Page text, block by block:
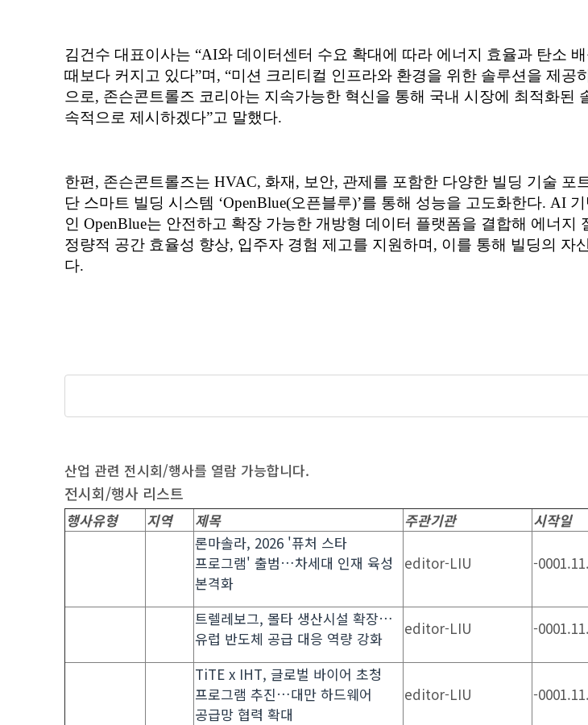
산업 관련 전시회/행사를 열람 가능합니다.
전시회/행사 리스트
행사유형 지역 제목 주관기관 시작일
론마솔라, 2026 '퓨처 스타
프로그램' 출범…차세대 인재 육성
본격화
editor-LIU -
트렐레보그, 몰타 생산시설 확장…
유럽 반도체 공급 대응 역량 강화
editor-LIU -
TiTE x IHT, 글로벌 바이어 초청
프로그램 추진…대만 하드웨어
공급망 협력 확대
editor-LIU -